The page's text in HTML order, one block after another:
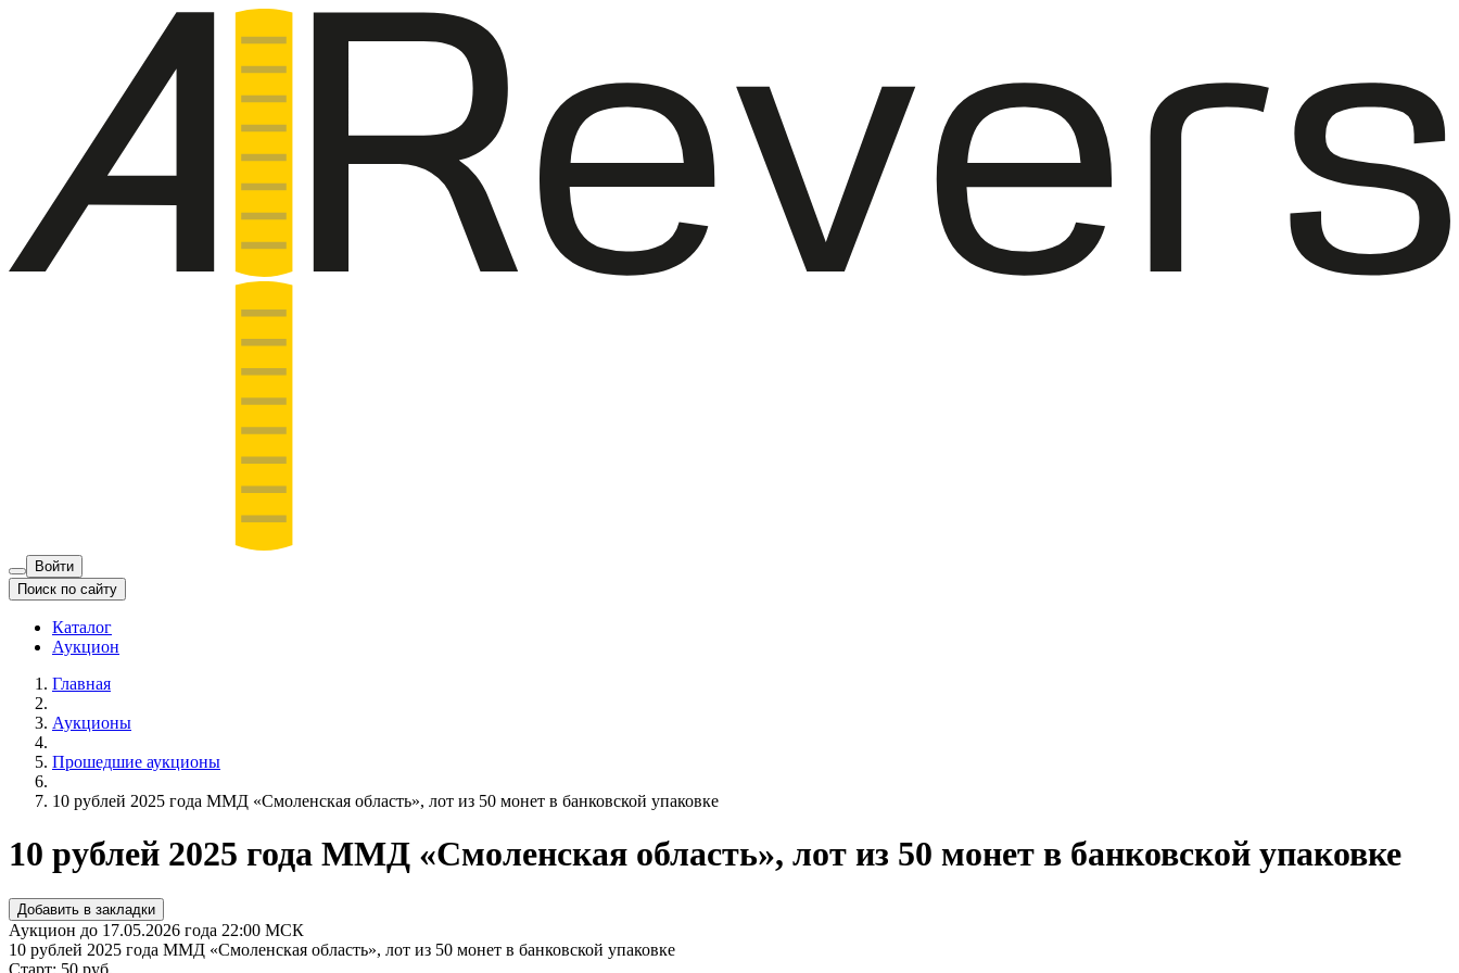
Войти
Поиск по сайту
Каталог
Аукцион
Главная
Аукционы
Прошедшие аукционы
10 рублей 2025 года ММД «Смоленская область», лот из 50 монет в банковской упаковке
10 рублей 2025 года ММД «Смоленская область», лот из 50 монет в банковской упаковке
Добавить в закладки
Аукцион до 17.05.2026 года 22:00 МСК
10 рублей 2025 года ММД «Смоленская область», лот из 50 монет в банковской упаковке
Старт: 50 руб.